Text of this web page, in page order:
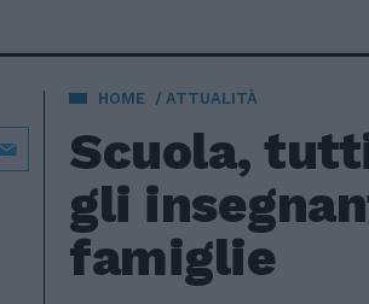
HOME ATTUALITÀ
Scuola,
gli
famiglie